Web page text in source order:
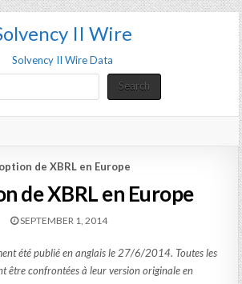
II Wire
Solvency II Wire Data
SearchSearch
de XBRL en Europe
de XBRL en Europe
SEPTEMBER 1, 2014
été publié en anglais le 27/6/2014. Toutes les
être confrontées à leur version originale en